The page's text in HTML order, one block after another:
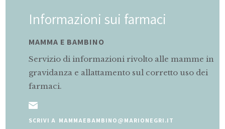
Informazioni sui farmaci
MAMMA E BAMBINO
Servizio di informazioni rivolto alle mamme in
gravidanza e allattamento sul corretto uso dei
farmaci.
SCRIVI A MAMMAEBAMBINO@MARIONEGRI.IT